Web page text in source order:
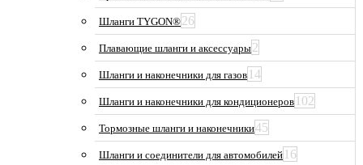
Шланги TYGON®26
Плавающие шланги и аксессуары2
Шланги и наконечники для газов 14
Шланги и наконечники для кондиционеров 102
Тормозные шланги и наконечники45
Шланги и соединители для автомобилей 16